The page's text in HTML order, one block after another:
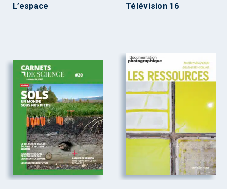
L’espace Télévision 16